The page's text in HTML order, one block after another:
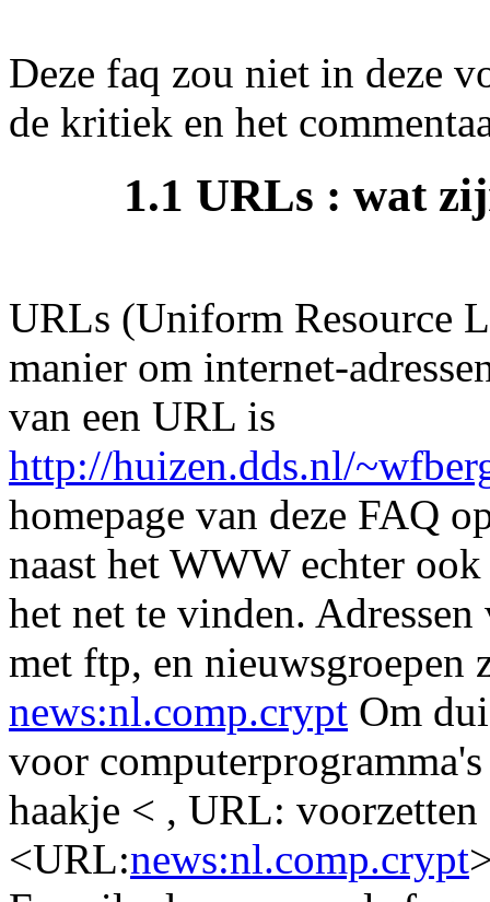
Deze faq zou niet in deze
de kritiek en het
1.1 URLs : wat
URLs (Uniform Resource
manier om internet-
van een URL is
http://huizen.dds.nl/
homepage van deze FAQ
naast het WWW echter
het net te vinden.
met ftp, en nieuwsgroepen
news:nl.comp.crypt Om
voor
haakje < , URL: voorzetten
<URL:news:nl.comp.crypt